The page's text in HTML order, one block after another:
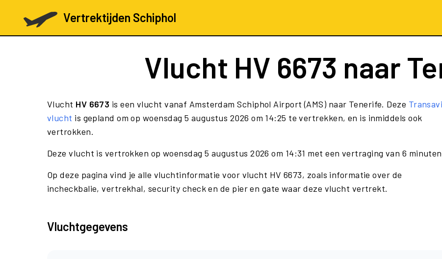
Vertrektijden Schiphol
Vlucht HV 6673 naar
Vlucht HV 6673 is een vlucht vanaf Amsterdam Schiphol Airport (AMS) naar Tenerife. Deze
vlucht is gepland om op woensdag 5 augustus 2026 om 14:25 te vertrekken, en is inmiddels ook
vertrokken.
Deze vlucht is vertrokken op woensdag 5 augustus 2026 om 14:31 met een vertraging van 6
Op deze pagina vind je alle vluchtinformatie voor vlucht HV 6673, zoals informatie over de
incheckbalie, vertrekhal, security check en de pier en gate waar deze vlucht vertrekt.
Vluchtgegevens